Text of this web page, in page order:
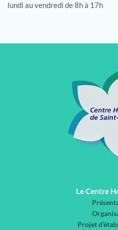
lundi au vendredi de 8h à 17h
Le Centre
Projet